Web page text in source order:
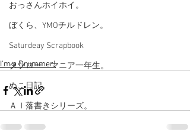
おっさんホイホイ。
ぼくら、YMOチルドレン。
Saturdeay Scrapbook
タツロー・マニア一年生。
ぬこ日記。
ＡＩ落書きシリーズ。
I'm a Drummer!